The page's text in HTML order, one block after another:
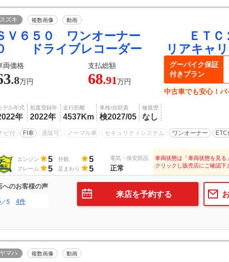
スズキ 複数画像 動画
Ｖ６５０ ワンオーナー ＥＴＣ
ドライブレコーダー リアキャリ
両価格 支払総額
.8万円 68.91万円
デル年式
年
初度登録年
2022年
走行距離
4537Km
車検/自賠責
検2027/05
修復歴
なし
ビ付 FI車 通販可 ノーマル車 セキュリティシステム ワンオーナー ETC
グーバイク保証
付きプラン
中古車でも安心！
エンジン 5 外観 5
フレーム 5 足まわり 5
電気・保安部品
正常
車両状態は「車両状態を見る
クリックし販売店にご確認下
へのお客様の声
／5 4件
来店を予約する
ヤマハ 複数画像 動画